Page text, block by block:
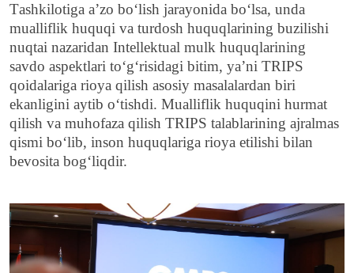
Tashkilotiga aʼzo boʻlish jarayonida bo‘lsa, unda
mualliflik huquqi va turdosh huquqlarining buzilishi
nuqtai nazaridan Intellektual mulk huquqlarining
savdo aspektlari to‘g‘risidagi bitim, ya’ni TRIPS
qoidalariga rioya qilish asosiy masalalardan biri
ekanligini aytib oʻtishdi. Mualliflik huquqini hurmat
qilish va muhofaza qilish TRIPS talablarining ajralmas
qismi bo‘lib, inson huquqlariga rioya etilishi bilan
bevosita bog‘liqdir.